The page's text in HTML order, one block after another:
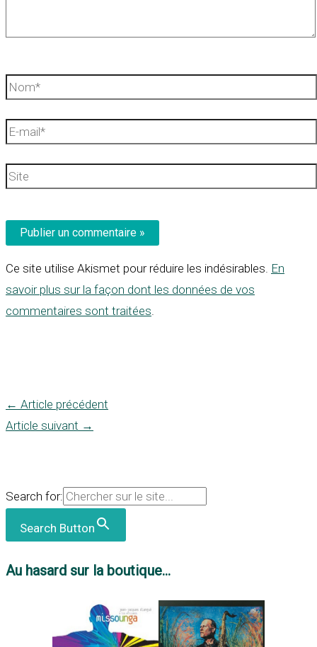
Nom*
E-
Site
Ce site utilise Akismet pour réduire les indésirables. En
savoir plus sur la façon dont les données de vos
commentaires sont traitées.
← Article précédent
Article suivant →
Search for:
Search Button
Au hasard sur la boutique...